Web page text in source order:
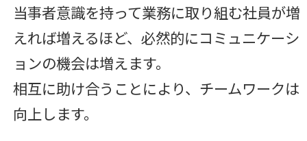
当事者意識を持って業務に取り組む社員が増
えれば増えるほど、必然的にコミュニケーシ
ョンの機会は増えます。
相互に助け合うことにより、チームワークは
向上します。